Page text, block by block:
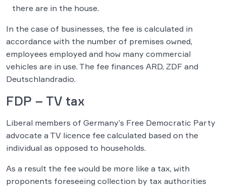
there are in the house.
In the case of businesses, the fee is calculated in
accordance with the number of premises owned,
employees employed and how many commercial
vehicles are in use. The fee finances ARD, ZDF and
Deutschlandradio.
FDP – TV tax
Liberal members of Germany’s Free Democratic Party
advocate a TV licence fee calculated based on the
individual as opposed to households.
As a result the fee would be more like a tax, with
proponents foreseeing collection by tax authorities